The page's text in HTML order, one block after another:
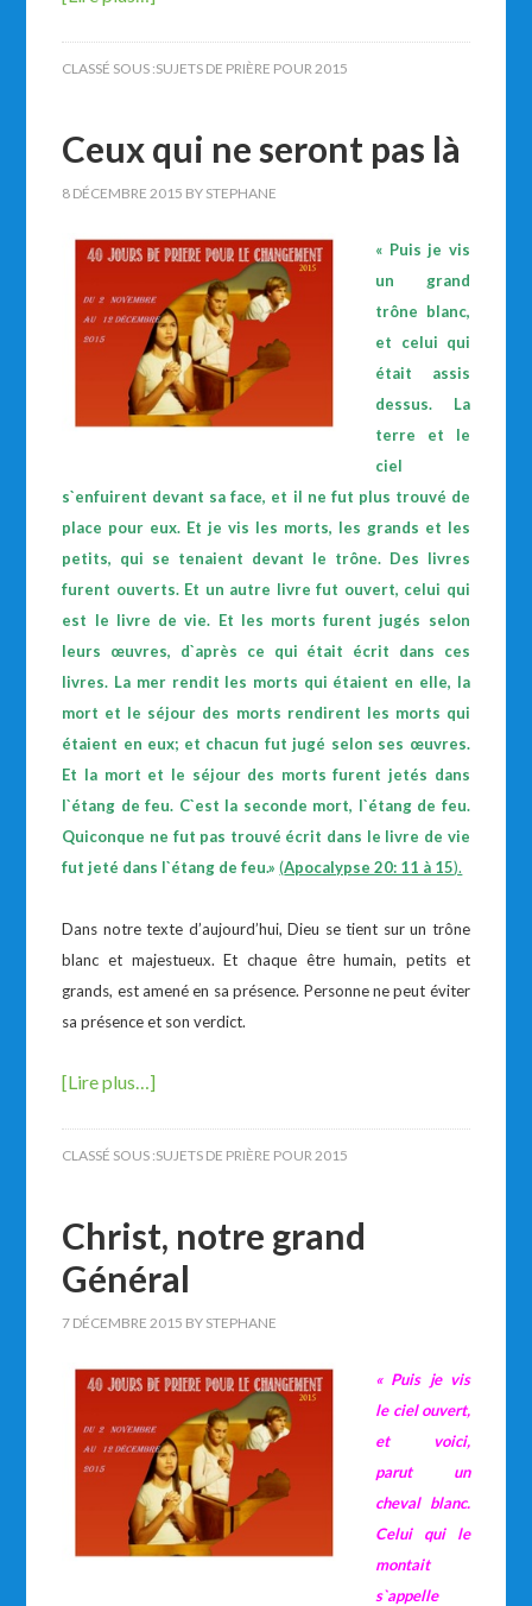
CLASSÉ SOUS :SUJETS DE PRIÈRE POUR 2015
Ceux qui ne seront pas là
8 DÉCEMBRE 2015 BY STEPHANE
« Puis je vis
un grand
trône blanc,
et celui qui
était assis
dessus. La
terre et le
ciel
s`enfuirent devant sa face, et il ne fut plus trouvé de
place pour eux. Et je vis les morts, les grands et les
petits, qui se tenaient devant le trône. Des livres
furent ouverts. Et un autre livre fut ouvert, celui qui
est le livre de vie. Et les morts furent jugés selon
leurs œuvres, d`après ce qui était écrit dans ces
livres. La mer rendit les morts qui étaient en elle, la
mort et le séjour des morts rendirent les morts qui
étaient en eux; et chacun fut jugé selon ses œuvres.
Et la mort et le séjour des morts furent jetés dans
l`étang de feu. C`est la seconde mort, l`étang de feu.
Quiconque ne fut pas trouvé écrit dans le livre de vie
fut jeté dans l`étang de feu.»(Apocalypse 20: 11 à 15).
Dans notre texte d’aujourd’hui, Dieu se tient sur un trône
blanc et majestueux. Et chaque être humain, petits et
grands, est amené en sa présence. Personne ne peut éviter
sa présence et son verdict.
[Lire plus…]
CLASSÉ SOUS :SUJETS DE PRIÈRE POUR 2015
Christ, notre grand
Général
7 DÉCEMBRE 2015 BY STEPHANE
« Puis je vis
le ciel ouvert,
et voici,
parut un
cheval blanc.
Celui qui le
montait
s`appelle